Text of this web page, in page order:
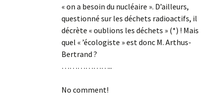
« on a besoin du nucléaire ». D’ailleurs,
questionné sur les déchets radioactifs, il
décrète « oublions les déchets » (*) ! Mais
quel « ’écologiste » est donc M. Arthus-
Bertrand ?
………………..
No comment!